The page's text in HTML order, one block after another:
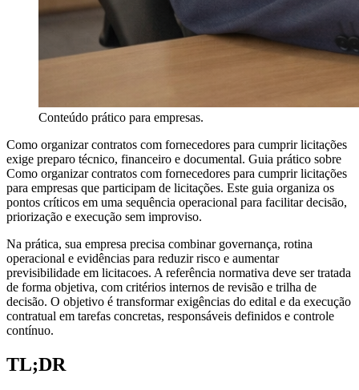
Conteúdo prático para empresas.
Como organizar contratos com fornecedores para cumprir licitações
exige preparo técnico, financeiro e documental. Guia prático sobre
Como organizar contratos com fornecedores para cumprir licitações
para empresas que participam de licitações. Este guia organiza os
pontos críticos em uma sequência operacional para facilitar decisão,
priorização e execução sem improviso.
Na prática, sua empresa precisa combinar governança, rotina
operacional e evidências para reduzir risco e aumentar
previsibilidade em licitacoes. A referência normativa deve ser tratada
de forma objetiva, com critérios internos de revisão e trilha de
decisão. O objetivo é transformar exigências do edital e da execução
contratual em tarefas concretas, responsáveis definidos e controle
contínuo.
TL;DR